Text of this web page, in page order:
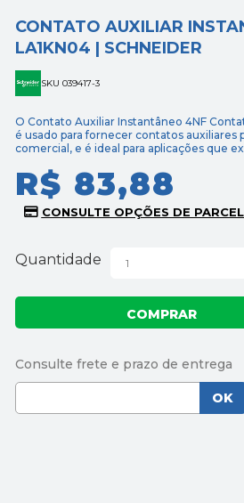
CONTATO AUXILIAR
LA1KN04 | SCHNEIDER
SKU 039417-3
O Contato Auxiliar Instantâneo 4NF
é usado para fornecer contatos auxiliares
comercial, e é ideal para aplicações que
R$ 83,88
Quantidade